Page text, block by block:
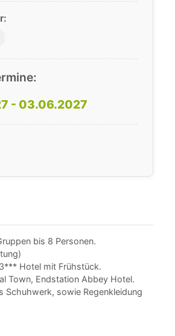
- 03.06.2027
bis 8 Personen.
Hotel mit Frühstück.
Town, Endstation Abbey Hotel.
Schuhwerk, sowie Regenkleidung